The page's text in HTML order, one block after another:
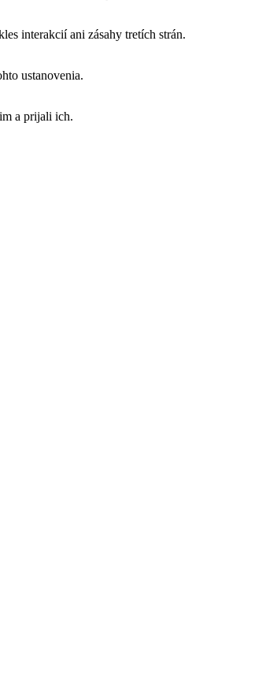
interakcií ani zásahy tretích strán.
ustanovenia.
a prijali ich.